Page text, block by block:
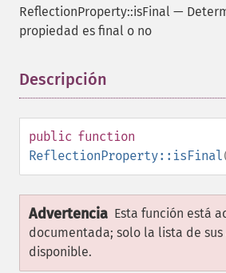
ReflectionProperty::isFinal —
propiedad es final o no
Descripción
public function
ReflectionProperty::isFinal
Advertencia Esta función está
documentada; solo la lista de
disponible.